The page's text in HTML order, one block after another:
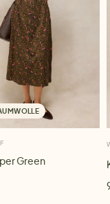
Green